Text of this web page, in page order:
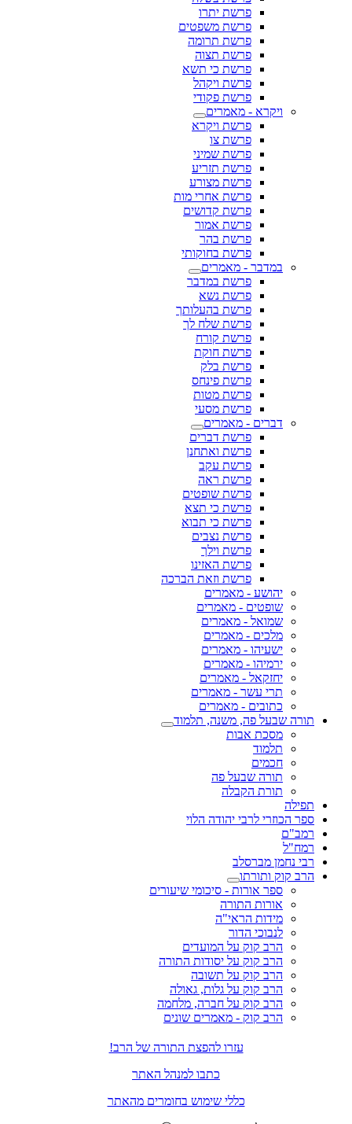
פרשת יתרו
פרשת משפטים
פרשת תרומה
פרשת תצוה
פרשת כי תשא
פרשת ויקהל
פרשת פקודי
ויקרא - מאמרים
פרשת ויקרא
פרשת צו
פרשת שמיני
פרשת תזריע
פרשת מצורע
פרשת אחרי מות
פרשת קדושים
פרשת אמור
פרשת בהר
פרשת בחוקותי
במדבר - מאמרים
פרשת במדבר
פרשת נשא
פרשת בהעלותך
פרשת שלח לך
פרשת קורח
פרשת חוקת
פרשת בלק
פרשת פינחס
פרשת מטות
פרשת מסעי
דברים - מאמרים
פרשת דברים
פרשת ואתחנן
פרשת עקב
פרשת ראה
פרשת שופטים
פרשת כי תצא
פרשת כי תבוא
פרשת נצבים
פרשת וילך
פרשת האזינו
פרשת וזאת הברכה
יהושע - מאמרים
שופטים - מאמרים
שמואל - מאמרים
מלכים - מאמרים
ישעיהו - מאמרים
ירמיהו - מאמרים
יחזקאל - מאמרים
תרי עשר - מאמרים
כתובים - מאמרים
תורה שבעל פה, משנה, תלמוד
מסכת אבות
תלמוד
חכמים
תורה שבעל פה
תורת הקבלה
תפילה
ספר הכוזרי לרבי יהודה הלוי
רמב"ם
רמח"ל
רבי נחמן מברסלב
הרב קוק ותורתו
ספר אורות - סיכומי שיעורים
אורות התורה
מידות הראי"ה
לנבוכי הדור
הרב קוק על המועדים
הרב קוק על יסודות התורה
הרב קוק על תשובה
הרב קוק על גלות, גאולה
הרב קוק על חברה, מלחמה
הרב קוק - מאמרים שונים
עזרו להפצת התורה של הרב!
כתבו למנהל האתר
כללי שימוש בחומרים מהאתר